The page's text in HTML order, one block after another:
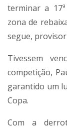
terminar a
zona de
segue,
Tivessem
competição,
garantido um
Copa.
Com a